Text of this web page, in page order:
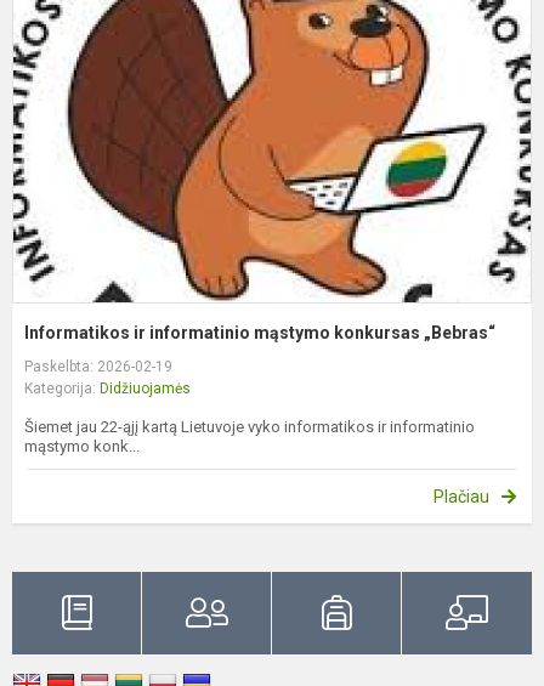
Informatikos ir informatinio mąstymo konkursas „Bebras“
Paskelbta: 2026-02-19
Kategorija: Didžiuojamės
Šiemet jau 22-ąjį kartą Lietuvoje vyko informatikos ir informatinio
mąstymo konk...
Plačiau